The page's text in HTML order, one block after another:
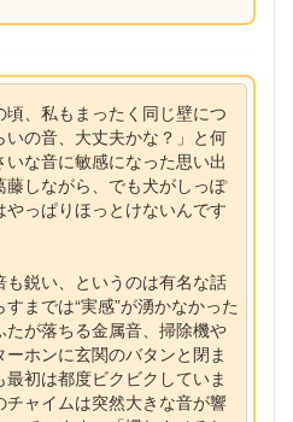
、私もまったく同じ壁につ
の音、大丈夫かな？」と何
な音に敏感になった思い出
しながら、でも犬がしっぽ
っぱりほっとけないんです
鋭い、というのは有名な話
までは“実感”が湧かなかった
が落ちる金属音、掃除機や
ホンに玄関のバタンと閉ま
初は都度ビクビクしていま
チャイムは突然大きな音が響